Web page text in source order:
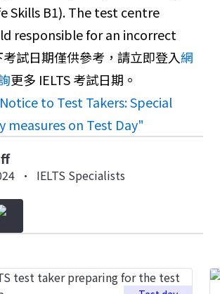
Skills B1). The test centre
responsible for an incorrect
試日期僅供參考，請立即登入網
更多 IELTS 考試日期。
to Test Takers: Special
measures on Test Day"
•
IELTS Specialists